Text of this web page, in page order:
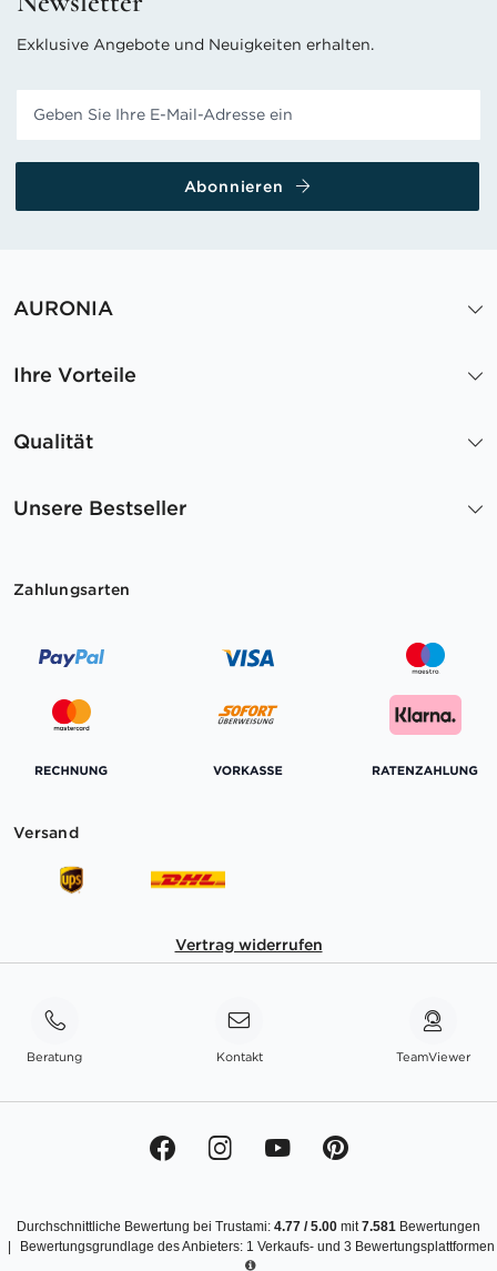
Exklusive Angebote und Neuigkeiten erhalten.
Abonnieren
AURONIA
Ihre Vorteile
Qualität
Unsere Bestseller
Zahlungsarten
Versand
Vertrag widerrufen
Beratung Kontakt TeamViewer
Durchschnittliche Bewertung bei Trustami: 4.77 /5.00 mit7.581 Bewertungen
Bewertungsgrundlage des Anbieters: 1 Verkaufs- und 3 Bewertungsplattformen